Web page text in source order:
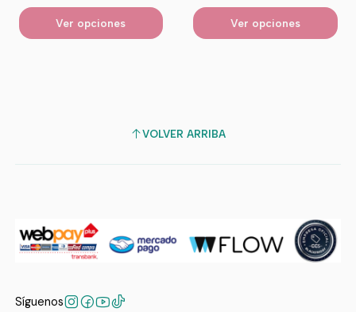
Ver opciones Ver opciones
VOLVER ARRIBA
Síguenos